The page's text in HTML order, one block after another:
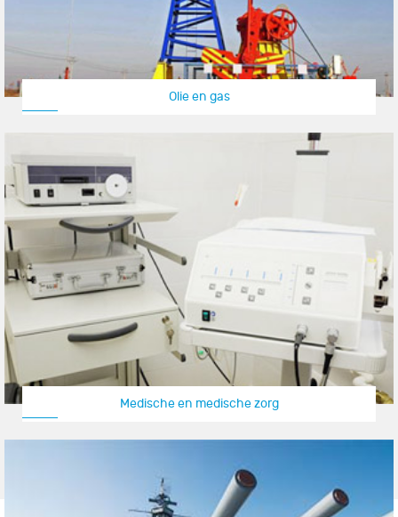
Olie en gas
Medische en medische zorg